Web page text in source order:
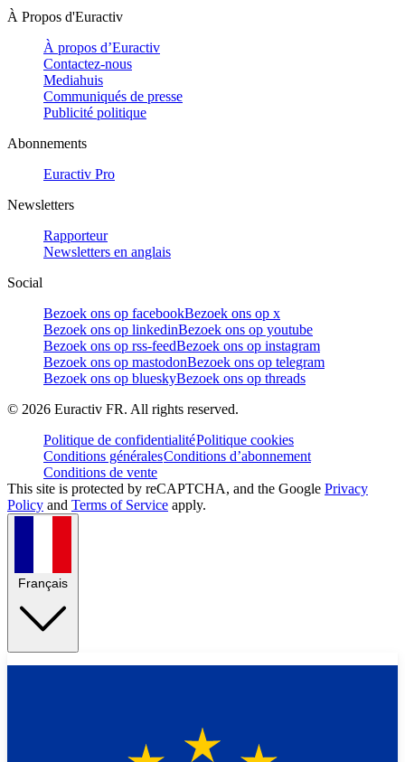
À Propos d'Euractiv
À propos d’Euractiv
Contactez-nous
Mediahuis
Communiqués de presse
Publicité politique
Abonnements
Euractiv Pro
Newsletters
Rapporteur
Newsletters en anglais
Social
Bezoek ons op facebookBezoek ons op x
Bezoek ons op linkedinBezoek ons op youtube
Bezoek ons op rss-feedBezoek ons op instagram
Bezoek ons op mastodonBezoek ons op telegram
Bezoek ons op blueskyBezoek ons op threads
© 2026 Euractiv FR. All rights reserved.
Politique de confidentialitéPolitique cookies
Conditions généralesConditions d’abonnement
Conditions de vente
This site is protected by reCAPTCHA, and the Google Privacy
Policy and Terms of Service apply.
Français